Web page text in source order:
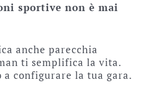
sportive non è mai
anche parecchia
ti semplifica la vita.
a configurare la tua gara.